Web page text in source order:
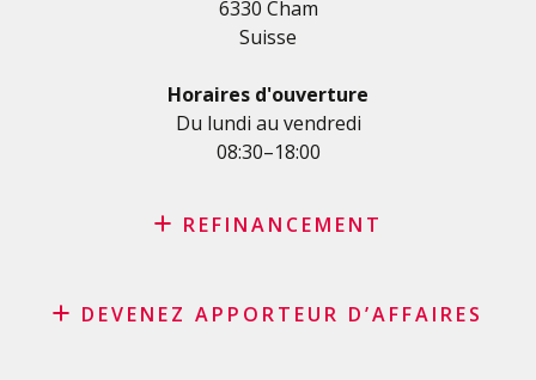
Crédit médical
Crédits divers
Crédit personnel pour les indépendants
Crédit PME
Carte de crédit
6330 Cham
Suisse
Horaires d'ouverture
Du lundi au vendredi
08:30–18:00
REFINANCEMENT
Rachat de leasing
DEVENEZ APPORTEUR D’AFFAIRES